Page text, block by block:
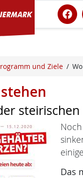
und Ziele
steirischen
Das